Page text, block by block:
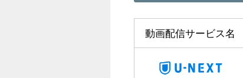
動画配信サービス名